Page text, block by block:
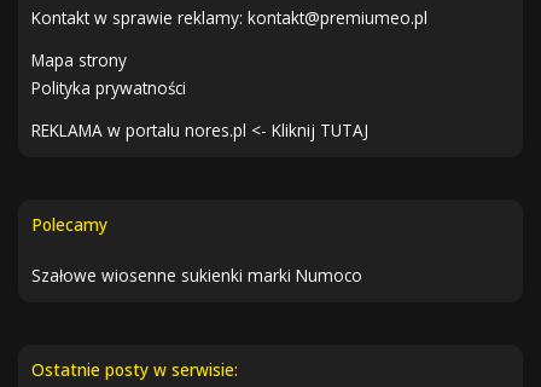
Kontakt w sprawie reklamy: kontakt@premiumeo.pl
Mapa strony
Polityka prywatności
REKLAMA w portalu nores.pl <- Kliknij TUTAJ
Polecamy
Szałowe wiosenne sukienki marki Numoco
Ostatnie posty w serwisie: